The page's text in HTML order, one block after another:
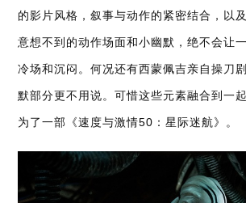
的影片风格，叙事与动作的紧密结合，以
意想不到的动作场面和小幽默，绝不会让
冷场和沉闷。何况还有西蒙佩吉亲自操刀
默部分更不用说。可惜这些元素融合到一
为了一部《速度与激情50：星际迷航》。